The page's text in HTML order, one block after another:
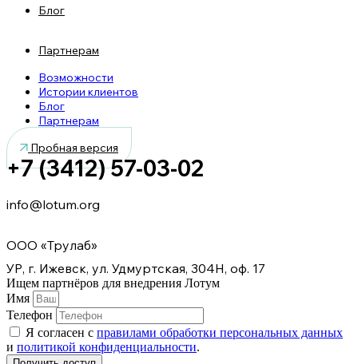
Блог
Партнерам
Возможности
Истории клиентов
Блог
Партнерам
Пробная версия
+7 (3412) 57-03-02
info@lotum.org
ООО «Трулаб»
УР, г. Ижевск, ул. Удмуртская, 304Н, оф. 17
Ищем партнёров для внедрения Лотум
Имя
Телефон
Я согласен с правилами обработки персональных данных
и политикой конфиденциальности.